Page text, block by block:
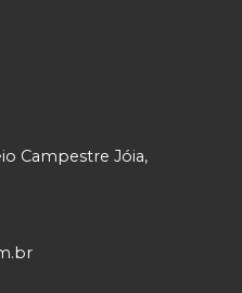
Campestre Jóia,